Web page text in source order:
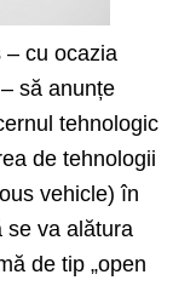
– cu ocazia
să anunțe
tehnologic
de tehnologii
vehicle) în
se va alătura
de tip „open